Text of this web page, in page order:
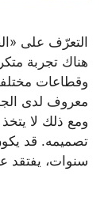
التعرّف على
هناك تجربة
وقطاعات
معروف لدى
ومع ذلك لا
تصميمه. قد
سنوات، يفتقد